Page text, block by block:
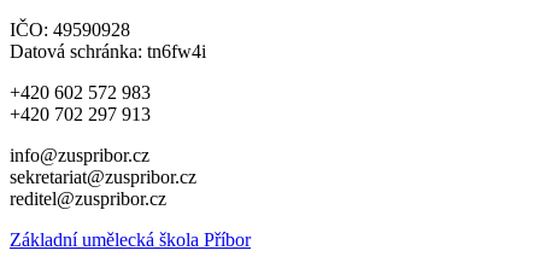
IČO: 49590928
Datová schránka: tn6fw4i
+420 602 572 983
+420 702 297 913
info@zuspribor.cz
sekretariat@zuspribor.cz
reditel@zuspribor.cz
Základní umělecká škola Příbor